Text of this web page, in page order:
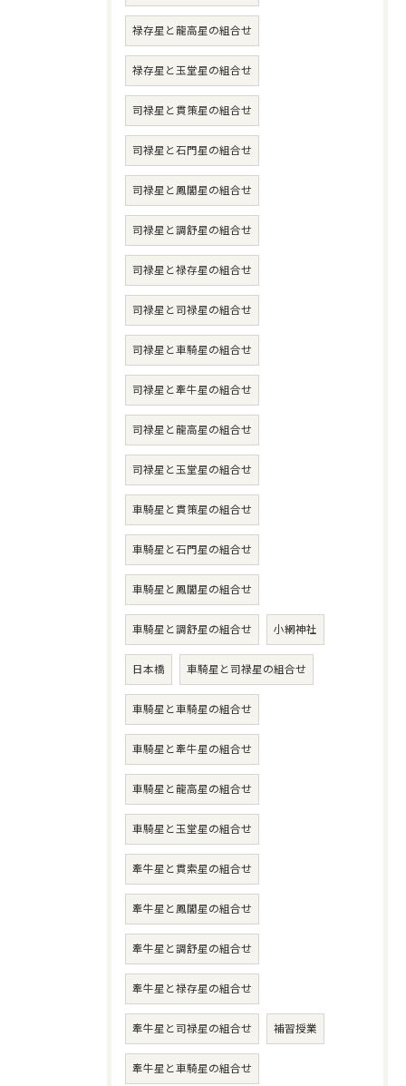
禄存星と龍高星の組合せ
禄存星と玉堂星の組合せ
司禄星と貫策星の組合せ
司禄星と石門星の組合せ
司禄星と鳳閣星の組合せ
司禄星と調舒星の組合せ
司禄星と禄存星の組合せ
司禄星と司禄星の組合せ
司禄星と車騎星の組合せ
司禄星と牽牛星の組合せ
司禄星と龍高星の組合せ
司禄星と玉堂星の組合せ
車騎星と貫策星の組合せ
車騎星と石門星の組合せ
車騎星と鳳閣星の組合せ
車騎星と調舒星の組合せ 小網神社
日本橋 車騎星と司禄星の組合せ
車騎星と車騎星の組合せ
車騎星と牽牛星の組合せ
車騎星と龍高星の組合せ
車騎星と玉堂星の組合せ
牽牛星と貫索星の組合せ
牽牛星と鳳閣星の組合せ
牽牛星と調舒星の組合せ
牽牛星と禄存星の組合せ
牽牛星と司禄星の組合せ 補習授業
牽牛星と車騎星の組合せ